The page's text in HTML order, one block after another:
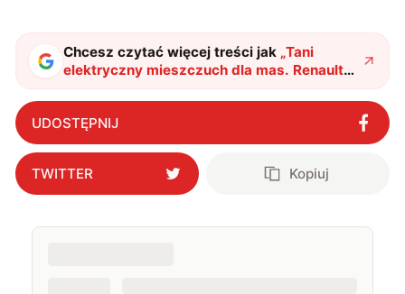
Chcesz czytać więcej treści jak „Tani
elektryczny mieszczuch dla mas. Renault
pokazał swój nowy samochód 5 E-Tech"?
UDOSTĘPNIJ
TWITTER Kopiuj